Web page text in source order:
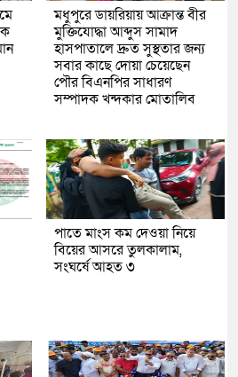
মধুপুরে ডায়রিয়ায় আক্রান্ত বীর
মুক্তিযোদ্ধা আব্দুস সামাদ
হাসপাতালে দ্রুত সুস্থতার জন্য
সবার কাছে দোয়া চেয়েছেন
পৌর বিএনপির সাধারণ
সম্পাদক খন্দকার মোতালিব
পাতে মাংস কম দেওয়া নিয়ে
বিয়ের আসরে তুলকালাম,
সংঘর্ষে আহত ৩